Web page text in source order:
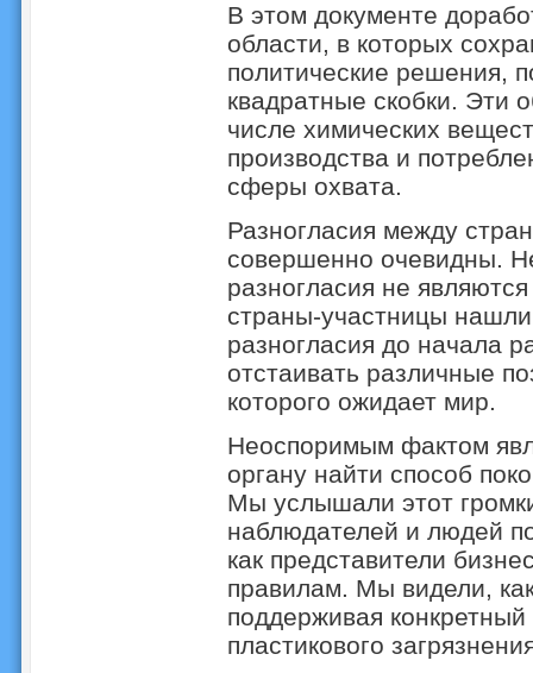
В этом документе
области, в которых
политические решения,
квадратные скобки. Эти
числе химических
производства и
сферы охвата.
Разногласия между
совершенно очевидны.
разногласия не
страны-участницы
разногласия до начала
отстаивать различные
которого ожидает мир.
Неоспоримым фактом
органу найти способ
Мы услышали этот
наблюдателей и людей
как представители
правилам. Мы видели,
поддерживая
пластикового